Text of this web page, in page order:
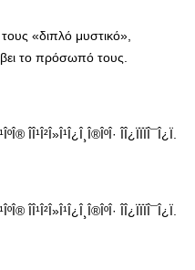
«διπλό μυστικό»,
το πρόσωπό τους.